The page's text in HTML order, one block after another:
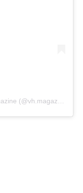
Une publication partagée par VH magazine (@vh.magazine)